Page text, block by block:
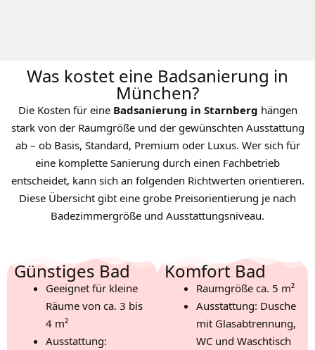
Was kostet eine Badsanierung in
München?
Die Kosten für eine Badsanierung in Starnberg hängen
stark von der Raumgröße und der gewünschten Ausstattung
ab – ob Basis, Standard, Premium oder Luxus. Wer sich für
eine komplette Sanierung durch einen Fachbetrieb
entscheidet, kann sich an folgenden Richtwerten orientieren.
Diese Übersicht gibt eine grobe Preisorientierung je nach
Badezimmergröße und Ausstattungsniveau.
Günstiges Bad
Geeignet für kleine
Räume von ca. 3 bis
4 m²
Ausstattung:
Komfort Bad
Raumgröße ca. 5 m²
Ausstattung: Dusche
mit Glasabtrennung,
WC und Waschtisch